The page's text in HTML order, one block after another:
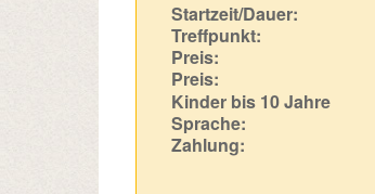
Startzeit/Dauer:
Treffpunkt:
Preis:
Preis:
Kinder bis 10 Jahre
Sprache:
Zahlung: